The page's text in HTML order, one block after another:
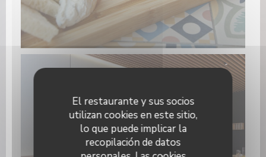
El restaurante y sus socios
utilizan cookies en este sitio,
lo que puede implicar la
recopilación de datos